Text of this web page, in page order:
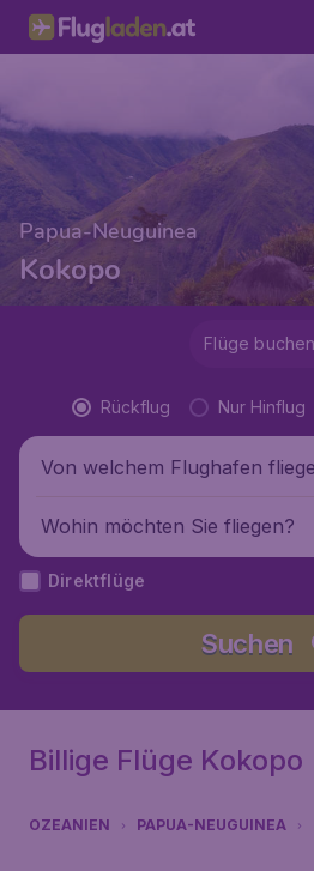
Papua-Neuguinea
Kokopo
Flüge buchen
Rückflug Nur Hinflug
Von welchem Flughafen
Wohin möchten Sie fliegen?
Direktflüge
Suchen
Billige Flüge Kokopo
OZEANIEN PAPUA-NEUGUINEA